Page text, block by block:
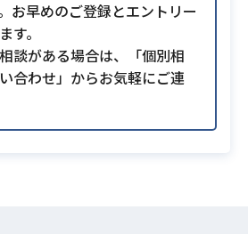
お早めのご登録とエントリー
す。
談がある場合は、「個別相
合わせ」からお気軽にご連